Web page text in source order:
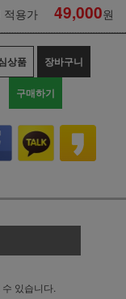
적용가 49,000원
상품 장바구니
구매하기
있습니다.